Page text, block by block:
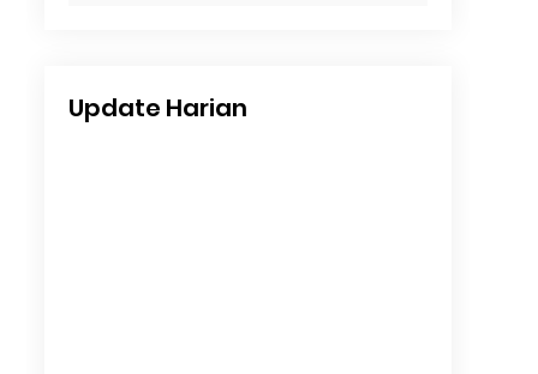
Update Harian